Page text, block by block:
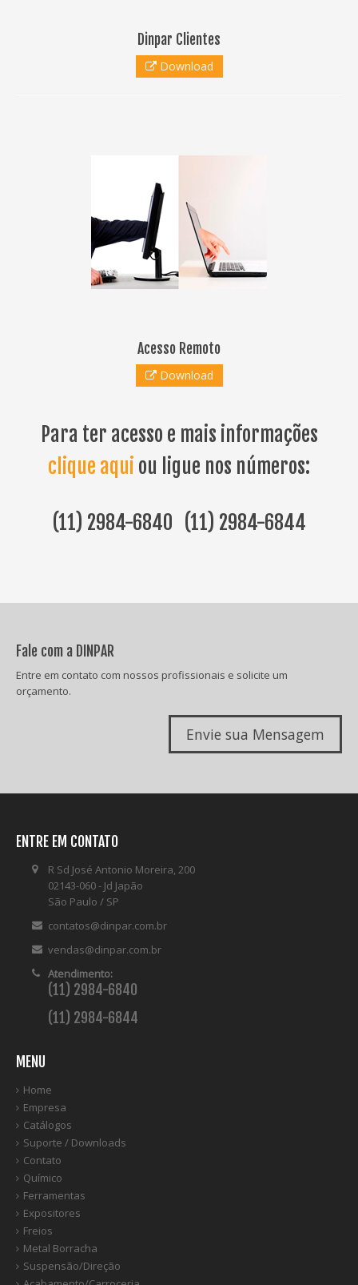
Dinpar Clientes
Download
Acesso Remoto
Download
Para ter acesso e mais informações
clique aqui ou ligue nos números:
(11) 2984-6840 (11) 2984-6844
Fale com a DINPAR
Entre em contato com nossos profissionais e solicite um
orçamento.
Envie sua Mensagem
ENTRE EM CONTATO
R Sd José Antonio Moreira, 200
02143-060 - Jd Japão
São Paulo / SP
contatos@dinpar.com.br
vendas@dinpar.com.br
Atendimento:
(11) 2984-6840
(11) 2984-6844
MENU
Home
Empresa
Catálogos
Suporte / Downloads
Contato
Químico
Ferramentas
Expositores
Freios
Metal Borracha
Suspensão/Direção